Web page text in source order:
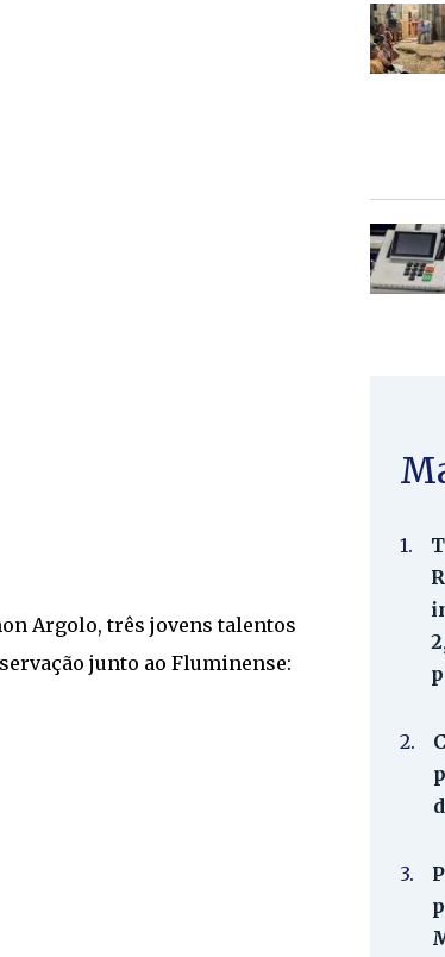
Argolo, três jovens talentos
junto ao Fluminense:
1.
2.
3.